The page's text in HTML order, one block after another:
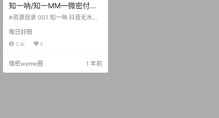
知一呐/知一MM—微密付费
视频图片合集【持续更新】
#资源目录 001 知一呐 抖音无水印
呐 觅圈 001期 [24P-6.64 MB] 003
知一呐 微博日常精选无杂图 [74P-9
8P-4V 13.53 MB] 抖音 一一一呀(知
一MM) 秘语空间 NO.002期 [19P-1
每日好图
3.3k 0
微密weme圈 1 年前